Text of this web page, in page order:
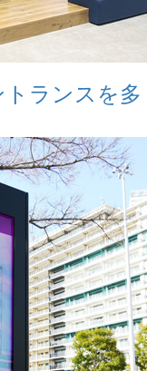
ランスを多